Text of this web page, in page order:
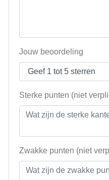
Jouw beoordeling
Sterke punten (niet
Zwakke punten (niet